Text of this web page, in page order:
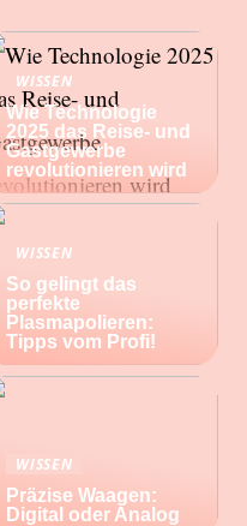
WISSEN
Wie Technologie
2025 das Reise- und
Gastgewerbe
revolutionieren wird
WISSEN
So gelingt das
perfekte
Plasmapolieren:
Tipps vom Profi!
WISSEN
Präzise Waagen:
Digital oder Analog